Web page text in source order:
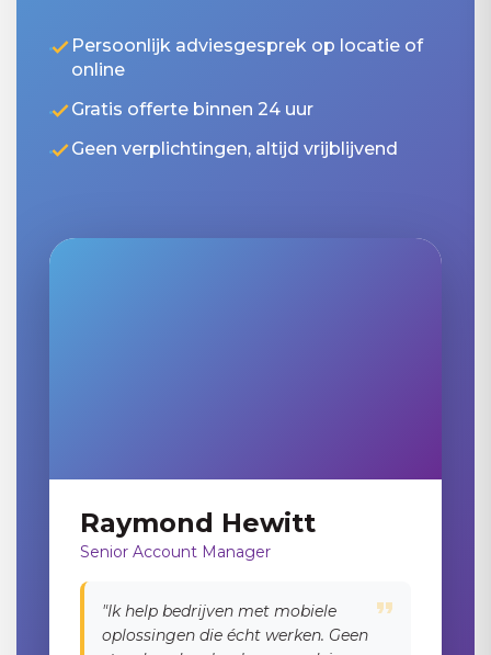
Persoonlijk adviesgesprek op locatie of
online
Gratis offerte binnen 24 uur
Geen verplichtingen, altijd vrijblijvend
Raymond Hewitt
Senior Account Manager
"Ik help bedrijven met mobiele
oplossingen die écht werken. Geen